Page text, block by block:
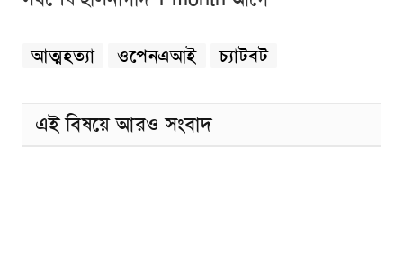
আত্মহত্যা ওপেনএআই চ্যাটবট
এই বিষয়ে আরও সংবাদ